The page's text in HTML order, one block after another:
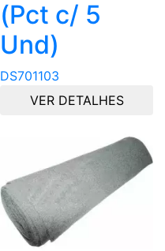
(Pct c/ 5
Und)
DS701103
VER DETALHES